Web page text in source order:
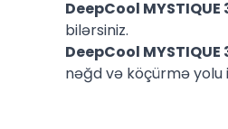
DeepCool
bilərsiniz.
DeepCool
nəğd və köçürmə yolu